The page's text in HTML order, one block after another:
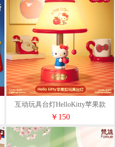
互动玩具台灯HelloKitty苹果款
￥150